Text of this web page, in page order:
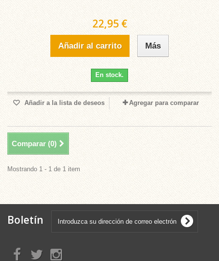
22,95 €
Añadir al carrito Más
En stock.
Añadir a la lista de deseos Agregar para comparar
Comparar (0)
Mostrando 1 - 1 de 1 item
Boletín